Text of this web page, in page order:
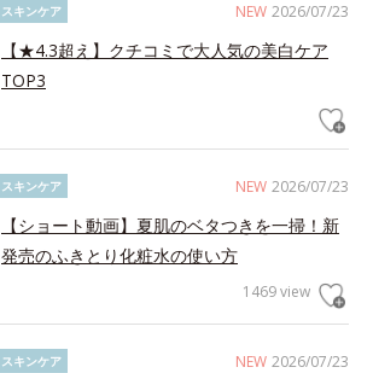
NEW 2026/07/23
スキンケア
【★4.3超え】クチコミで大人気の美白ケア
TOP3
NEW 2026/07/23
スキンケア
【ショート動画】夏肌のベタつきを一掃！新
発売のふきとり化粧水の使い方
1469 view
NEW 2026/07/23
スキンケア